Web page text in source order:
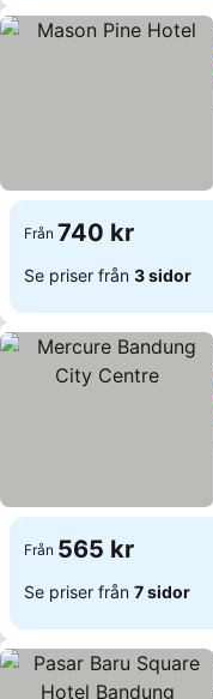
Från 740 kr
Se priser från 3 sidor
Från 565 kr
Se priser från 7 sidor